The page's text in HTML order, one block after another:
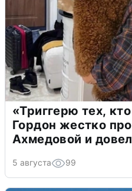
«Триггерю тех,
Гордон жестко
Ахмедовой и
5 августа 99